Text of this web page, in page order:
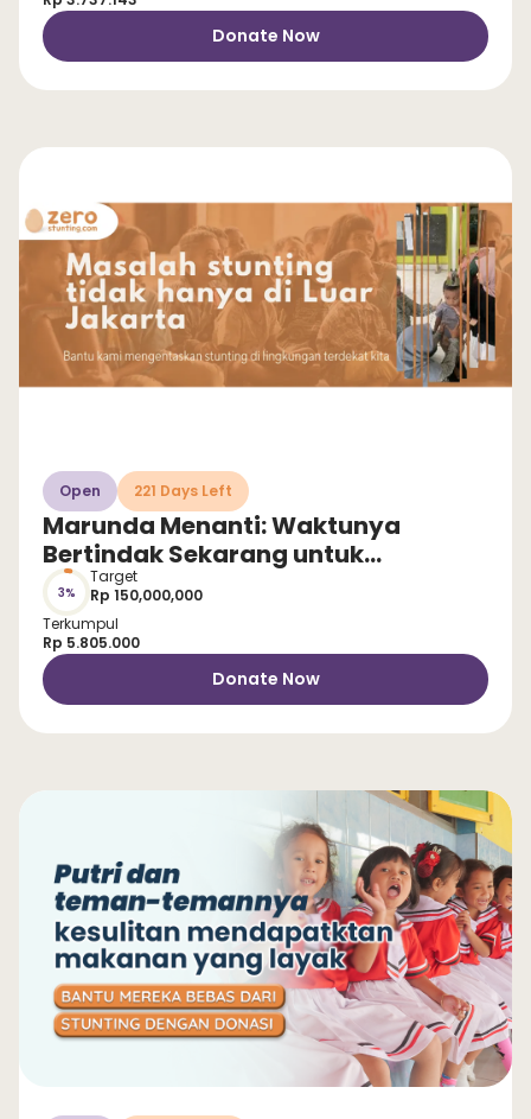
Donate Now
Open 221 Days Left
Marunda Menanti: Waktunya
Bertindak Sekarang untuk
Selamatkan Anak dari Stunting!
3%
Target
Rp 150,000,000
Terkumpul
Rp 5.805.000
Donate Now